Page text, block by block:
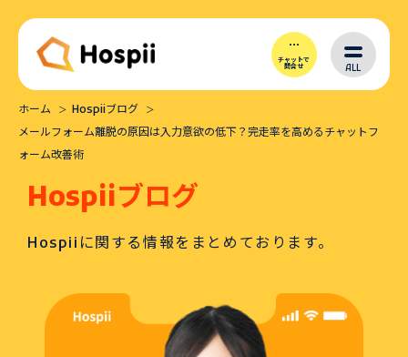
チャットで
問合せ ALL
Hospiiとは
シナリオ作成
ホーム
Hospiiブログ
メールフォーム離脱の原因は入力意欲の低下？完走率を高めるチャットフ
ォーム改善術
Hospiiブログ
Hospiiに関する情報をまとめております。